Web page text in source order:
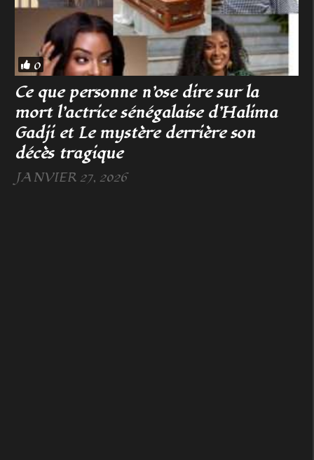
0
Ce que personne n’ose dire sur la
mort l’actrice sénégalaise d’Halima
Gadji et Le mystère derrière son
décès tragique
JANVIER 27, 2026